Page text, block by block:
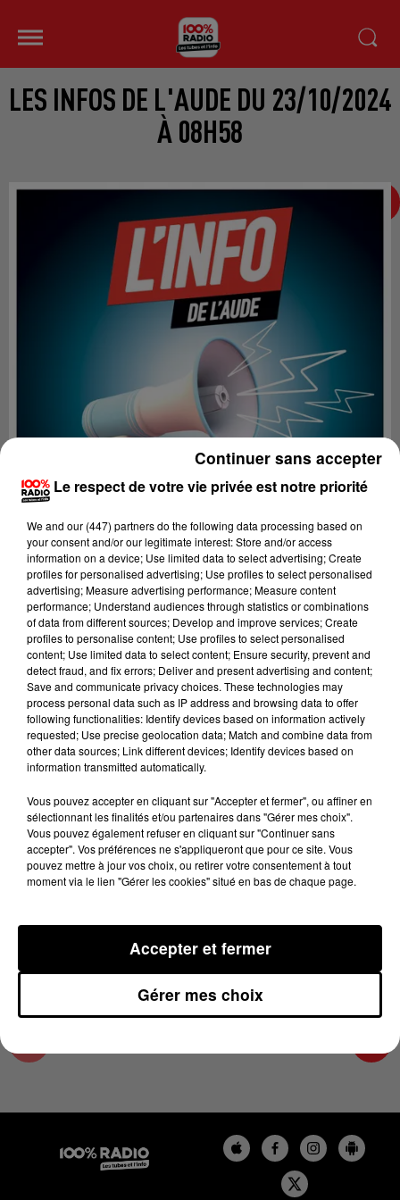
LES INFOS DE L'AUDE DU 23/10/2024
À 08H58
Lecture (4 min 19 sec)
100%
100% Radio les infos de l'Aude
23 octobre 2024 - 4 min 19 sec
LES INFOS DE L'AUDE DU 23/10/2024 À
08H58
Les infos de l'Aude
Le respect de votre vie privée est notre priorité
We and our (447) partnersdo the following data processing based on
your consent and/or our legitimate interest: Store and/or access
information on a device; Use limited data to select advertising; Create
profiles for personalised advertising; Use profiles to select personalised
advertising; Measure advertising performance; Measure content
performance; Understand audiences through statistics or combinations
of data from different sources; Develop and improve services; Create
profiles to personalise content; Use profiles to select personalised
content; Use limited data to select content; Ensure security, prevent and
detect fraud, and fix errors; Deliver and present advertising and content;
Save and communicate privacy choices. These technologies may
process personal data such as IP address and browsing data to offer
following functionalities: Identify devices based on information actively
requested; Use precise geolocation data; Match and combine data from
other data sources; Link different devices; Identify devices based on
information transmitted automatically.
Vous pouvez accepter en cliquant sur "Accepter et fermer", ou affiner en
sélectionnant les finalités et/ou partenaires dans "Gérer mes choix".
Vous pouvez également refuser en cliquant sur "Continuer sans
accepter". Vos préférences ne s'appliqueront que pour ce site. Vous
pouvez mettre à jour vos choix, ou retirer votre consentement à tout
moment via le lien "Gérer les cookies" situé en bas de chaque page.
Gérer mes choix
Accepter et fermer
Continuer sans accepter